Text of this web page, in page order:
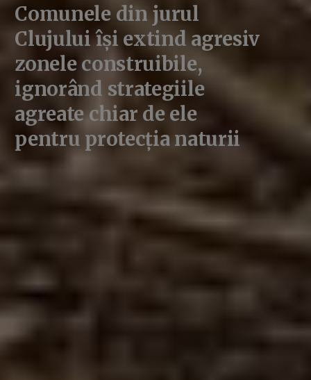
Comunele din jurul
Clujului își extind agresiv
zonele construibile,
ignorând strategiile
agreate chiar de ele
pentru protecția naturii